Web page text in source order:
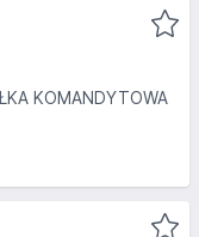
KOMANDYTOWA